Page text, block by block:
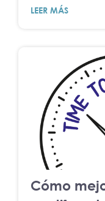
LEER MÁS
Cómo